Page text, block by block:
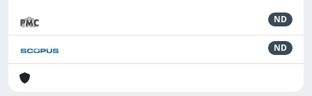
ND
ND